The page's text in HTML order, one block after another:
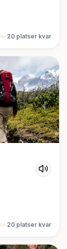
20 platser kvar
20 platser kvar